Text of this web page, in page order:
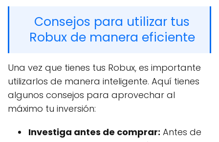
Consejos para utilizar tus
Robux de manera eficiente
Una vez que tienes tus Robux, es importante
utilizarlos de manera inteligente. Aquí tienes
algunos consejos para aprovechar al
máximo tu inversión:
Investiga antes de comprar: Antes de